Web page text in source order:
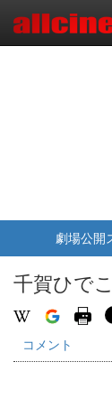
劇場公開
千賀ひでこ
コメント